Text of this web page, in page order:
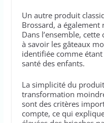
Un autre produit
Brossard, a également
Dans l’ensemble,
à savoir les gâteaux
identifiée comme
santé des enfants.
La simplicité du
transformation
sont des critères
compte, ce qui